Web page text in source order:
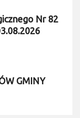
Nr 82
GMINY